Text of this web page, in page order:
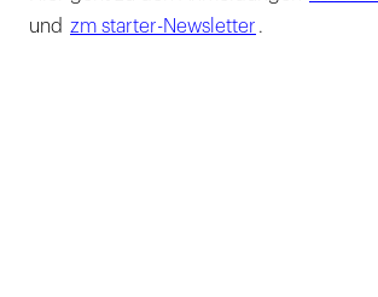
und zm starter-Newsletter .